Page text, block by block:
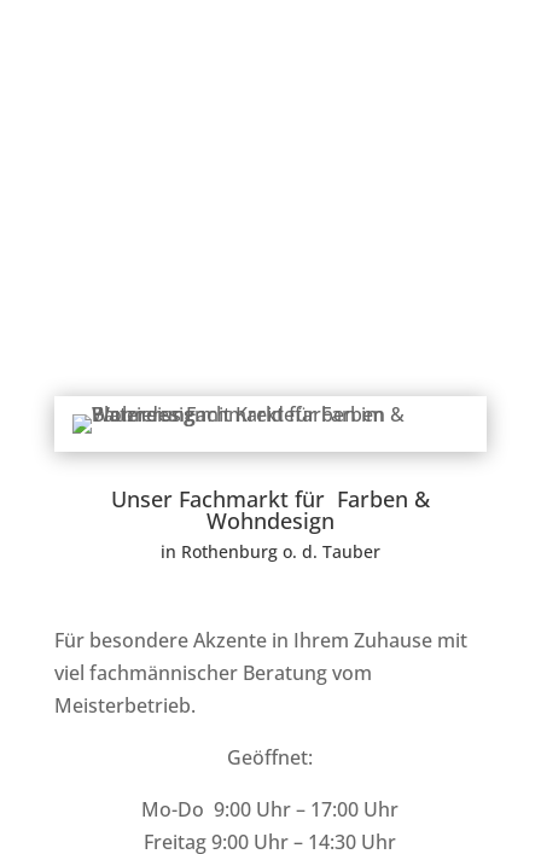
Unser Fachmarkt für Farben &
Wohndesign
in Rothenburg o. d. Tauber
Für besondere Akzente in Ihrem Zuhause mit
viel fachmännischer Beratung vom
Meisterbetrieb.
Geöffnet:
Mo-Do 9:00 Uhr – 17:00 Uhr
Freitag 9:00 Uhr – 14:30 Uhr